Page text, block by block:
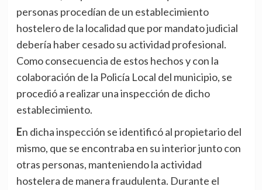
personas procedían de un establecimiento
hostelero de la localidad que por mandato judicial
debería haber cesado su actividad profesional.
Como consecuencia de estos hechos y con la
colaboración de la Policía Local del municipio, se
procedió a realizar una inspección de dicho
establecimiento.
En dicha inspección se identificó al propietario del
mismo, que se encontraba en su interior junto con
otras personas, manteniendo la actividad
hostelera de manera fraudulenta. Durante el